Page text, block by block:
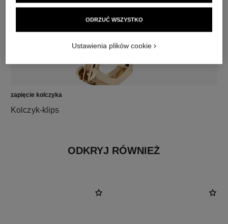
zapięcie kolczyka
Kolczyk-klips
ODKRYJ RÓWNIEŻ
ODRZUĆ WSZYSTKO
Ustawienia plików cookie